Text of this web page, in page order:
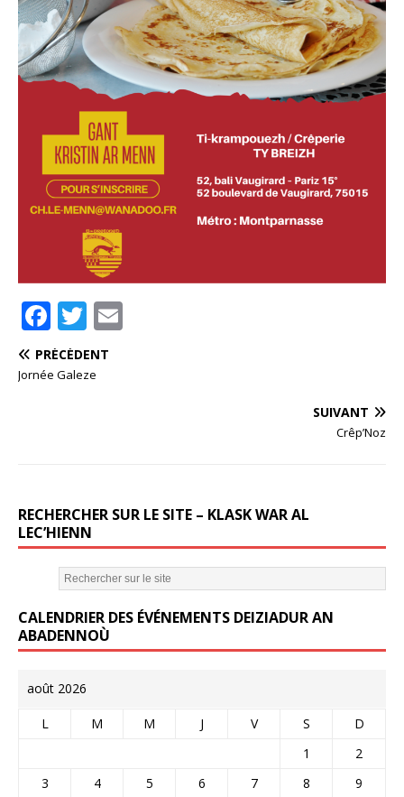
F
a
c
k
T
w
it
PRÉCÉDENT
Jornée Galeze
SUIVANT
Crêp’Noz
RECHERCHER SUR LE SITE – KLASK WAR AL
LEC’HIENN
CALENDRIER DES ÉVÉNEMENTS DEIZIADUR AN
ABADENNOÙ
août 2026
L M M J V S
D
1
2
3
4 5 6 7 8
9